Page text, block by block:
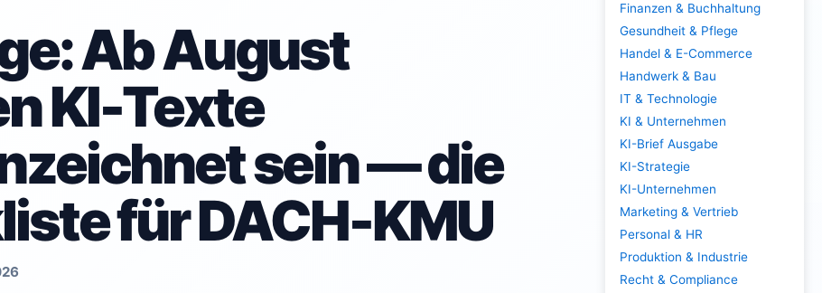
Ab August
KI-Texte
sein — die
für DACH-KMU
Finanzen & Buchhaltung
Gesundheit & Pflege
Handel & E-Commerce
Handwerk & Bau
IT & Technologie
KI & Unternehmen
KI-Brief Ausgabe
KI-Strategie
KI-Unternehmen
Marketing & Vertrieb
Personal & HR
Produktion & Industrie
Recht & Compliance